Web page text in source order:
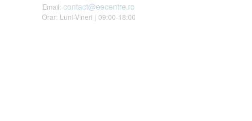
Email: contact@eecentre.ro
Orar: Luni-Vineri | 09:00-18:00